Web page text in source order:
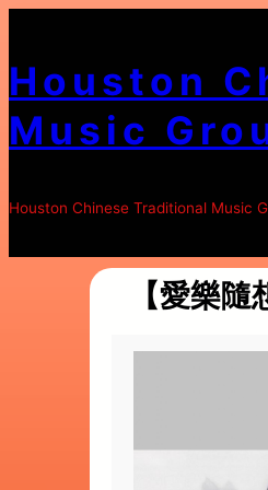
to
content
Houston
Music
Houston Chinese Traditional Music
【愛樂隨